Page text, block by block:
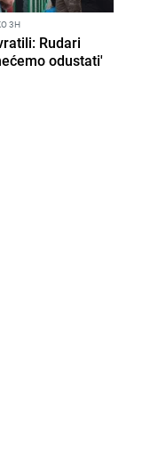
3H
Rudari
odustati'